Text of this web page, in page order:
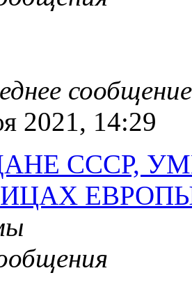
сообщение
2021, 14:29
СССР,